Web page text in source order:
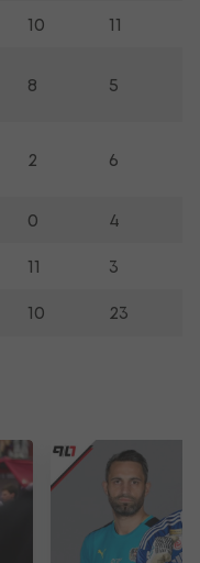
10 11
8 5
2 6
0 4
11 3
10 23